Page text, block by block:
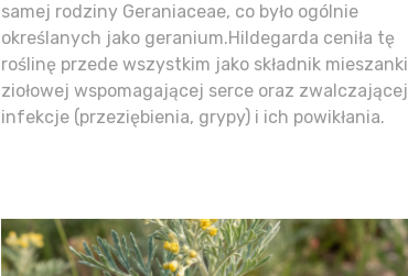
samej rodziny Geraniaceae, co było ogólnie
określanych jako geranium.Hildegarda ceniła tę
roślinę przede wszystkim jako składnik mieszanki
ziołowej wspomagającej serce oraz zwalczającej
infekcje (przeziębienia, grypy) i ich powikłania.